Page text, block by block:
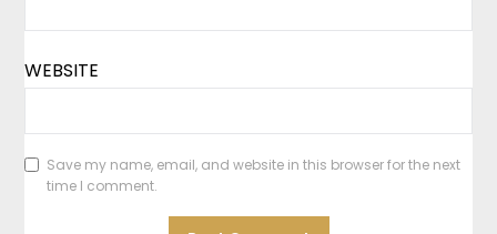
WEBSITE
Save my name, email, and website in this browser for the next
time I comment.